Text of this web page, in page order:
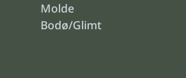
Molde
Bodø/Glimt